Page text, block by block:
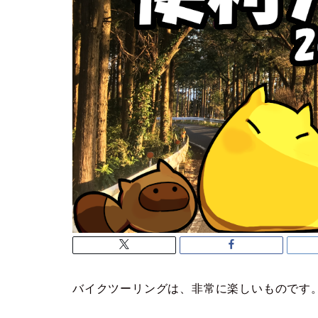
バイクツーリングは、非常に楽しいものです